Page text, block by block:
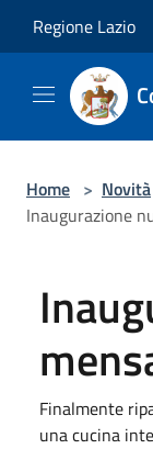
Regione Lazio
Home > Novità
Inaugurazione
Finalmente
una cucina